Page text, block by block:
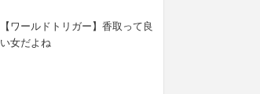
【ワールドトリガー】香取って良
い女だよね